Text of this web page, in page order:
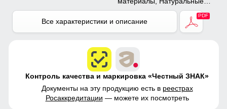
материалы, Полиэстер,
Плащевка, Тефлон, Болонь,
Экологичные материалы
Все характеристики и описание
Контроль качества и маркировка «Честный ЗНАК»
Документы на эту продукцию есть в реестрах
Росаккредитации — можете их посмотреть